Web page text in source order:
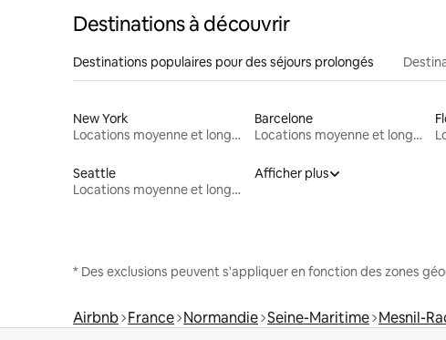
Destinations à découvrir
Destinations populaires pour des séjours prolongés
New York
Locations moyenne et longue durée
Barcelone
Locations moyenne et longue durée
Seattle
Locations moyenne et longue durée
Afficher plus
* Des exclusions peuvent s'appliquer en fonction des zones
Airbnb France Normandie Seine-Maritime Mesnil-